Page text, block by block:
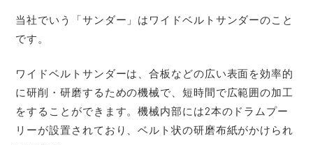
当社でいう「サンダー」はワイドベルトサンダーのこと
です。
ワイドベルトサンダーは、合板などの広い表面を効率的
に研削・研磨するための機械で、短時間で広範囲の加工
をすることができます。機械内部には2本のドラムプー
リーが設置されており、ベルト状の研磨布紙がかけられ